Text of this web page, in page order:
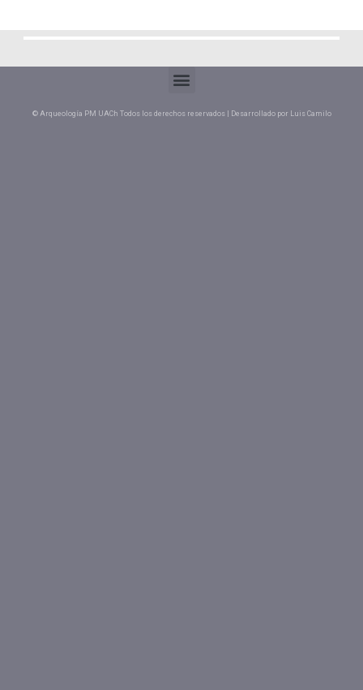
© Arqueología PM UACh Todos los derechos reservados | Desarrollado por Luis Camilo